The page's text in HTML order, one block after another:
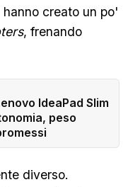
creato un po'
, frenando
IdeaPad Slim
peso
diverso.